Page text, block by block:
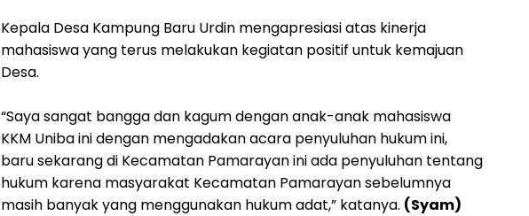
Kepala Desa Kampung Baru Urdin mengapresiasi atas kinerja
mahasiswa yang terus melakukan kegiatan positif untuk kemajuan
Desa.
“Saya sangat bangga dan kagum dengan anak-anak mahasiswa
KKM Uniba ini dengan mengadakan acara penyuluhan hukum ini,
baru sekarang di Kecamatan Pamarayan ini ada penyuluhan tentang
hukum karena masyarakat Kecamatan Pamarayan sebelumnya
masih banyak yang menggunakan hukum adat,” katanya. (Syam)